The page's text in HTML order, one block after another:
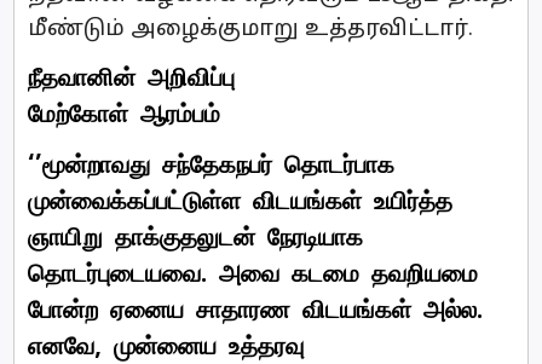
மீண்டும் அழைக்குமாறு உத்தரவிட்டார்.
நீதவானின் அறிவிப்பு
மேற்கோள் ஆரம்பம்
‘’மூன்றாவது சந்தேகநபர் தொடர்பாக
முன்வைக்கப்பட்டுள்ள விடயங்கள் உயிர்த்த
ஞாயிறு தாக்குதலுடன் நேரடியாக
தொடர்புடையவை. அவை கடமை தவறியமை
போன்ற ஏனைய சாதாரண விடயங்கள் அல்ல.
எனவே, முன்னைய உத்தரவு